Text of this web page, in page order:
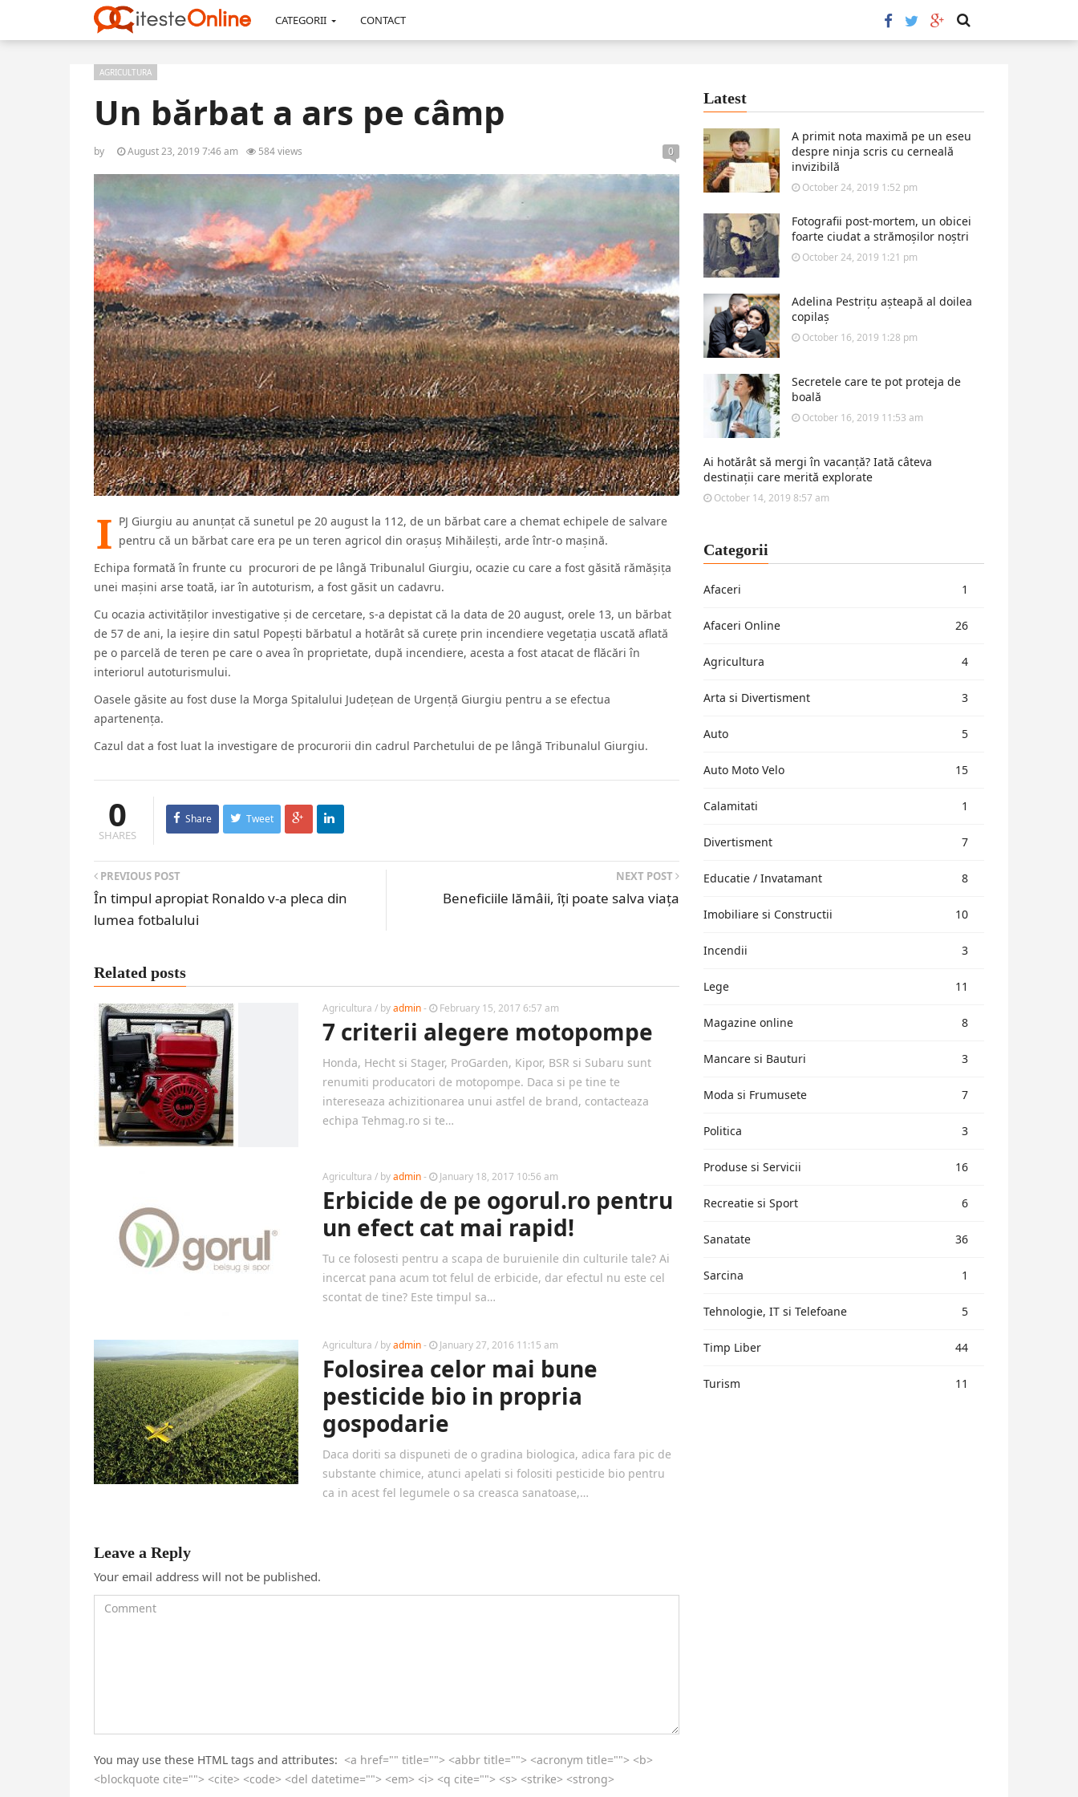
CATEGORII CONTACT
Un bărbat a ars pe câmp
AGRICULTURA
by August 23, 2019 7:46 am 584 views 0
I PJ Giurgiu au anunțat că sunetul pe 20 august la 112, de un bărbat care a chemat echipele de salvare
pentru că un bărbat care era pe un teren agricol din orașuș Mihăilești, arde într-o mașină.
Echipa formată în frunte cu procurori de pe lângă Tribunalul Giurgiu, ocazie cu care a fost găsită rămășița
unei mașini arse toată, iar în autoturism, a fost găsit un cadavru.
Cu ocazia activităților investigative și de cercetare, s-a depistat că la data de 20 august, orele 13, un bărbat
de 57 de ani, la ieșire din satul Popești bărbatul a hotărât să curețe prin incendiere vegetația uscată aflată
pe o parcelă de teren pe care o avea în proprietate, după incendiere, acesta a fost atacat de flăcări în
interiorul autoturismului.
Oasele găsite au fost duse la Morga Spitalului Județean de Urgență Giurgiu pentru a se efectua
apartenența.
Cazul dat a fost luat la investigare de procurorii din cadrul Parchetului de pe lângă Tribunalul Giurgiu.
0
SHARES
Share Tweet
PREVIOUS POST
În timpul apropiat Ronaldo v-a pleca din
lumea fotbalului
NEXT POST
Beneficiile lămâii, îți poate salva viața
Related posts
Agricultura / byadmin- February 15, 2017 6:57 am
7 criterii alegere motopompe
Honda, Hecht si Stager, ProGarden, Kipor, BSR si Subaru sunt
renumiti producatori de motopompe. Daca si pe tine te
intereseaza achizitionarea unui astfel de brand, contacteaza
echipa Tehmag.ro si te…
Agricultura / byadmin- January 18, 2017 10:56 am
Erbicide de pe ogorul.ro pentru
un efect cat mai rapid!
Tu ce folosesti pentru a scapa de buruienile din culturile tale? Ai
incercat pana acum tot felul de erbicide, dar efectul nu este cel
scontat de tine? Este timpul sa…
Agricultura / byadmin- January 27, 2016 11:15 am
Folosirea celor mai bune
pesticide bio in propria
gospodarie
Daca doriti sa dispuneti de o gradina biologica, adica fara pic de
substante chimice, atunci apelati si folositi pesticide bio pentru
ca in acest fel legumele o sa creasca sanatoase,…
Leave a Reply
Your email address will not be published.
You may use these HTML tags and attributes: <a href="" title=""> <abbr title=""> <acronym title=""> <b>
<blockquote cite=""> <cite> <code> <del datetime=""> <em> <i> <q cite=""> <s> <strike> <strong>
Latest
A primit nota maximă pe un eseu
despre ninja scris cu cerneală
invizibilă
October 24, 2019 1:52 pm
Fotografii post-mortem, un obicei
foarte ciudat a strămoșilor noștri
October 24, 2019 1:21 pm
Adelina Pestrițu așteapă al doilea
copilaș
October 16, 2019 1:28 pm
Secretele care te pot proteja de
boală
October 16, 2019 11:53 am
Ai hotărât să mergi în vacanță? Iată câteva
destinații care merită explorate
October 14, 2019 8:57 am
Categorii
Afaceri 1
Afaceri Online 26
Agricultura 4
Arta si Divertisment 3
Auto 5
Auto Moto Velo 15
Calamitati 1
Divertisment 7
Educatie / Invatamant 8
Imobiliare si Constructii 10
Incendii 3
Lege 11
Magazine online 8
Mancare si Bauturi 3
Moda si Frumusete 7
Politica 3
Produse si Servicii 16
Recreatie si Sport 6
Sanatate 36
Sarcina 1
Tehnologie, IT si Telefoane 5
Timp Liber 44
Turism 11